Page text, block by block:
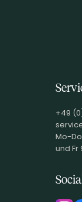
+49
Mo-Do
und Fr